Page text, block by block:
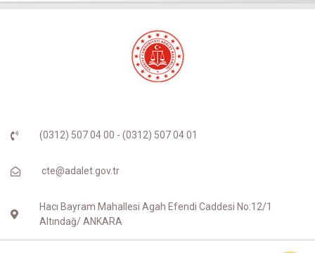
(0312) 507 04 00 - (0312) 507 04 01
cte@adalet.gov.tr
Hacı Bayram Mahallesi Agah Efendi Caddesi No:12/1
Altındağ/ ANKARA